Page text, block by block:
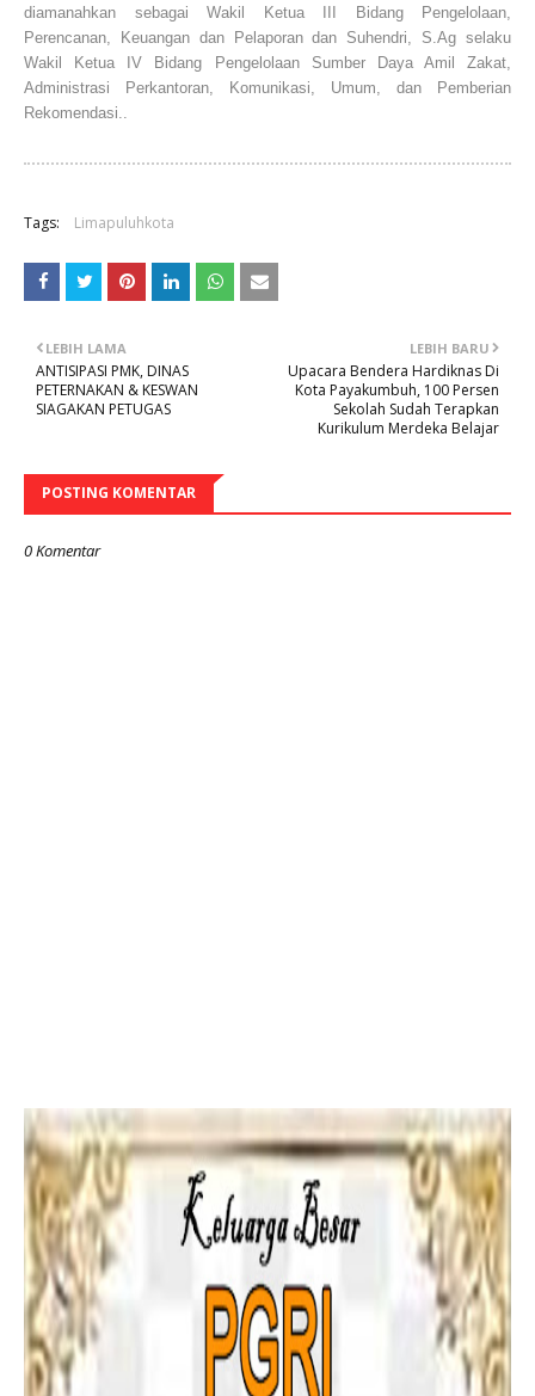
diamanahkan sebagai Wakil Ketua III Bidang Pengelolaan,
Perencanan, Keuangan dan Pelaporan dan Suhendri, S.Ag selaku
Wakil Ketua IV Bidang Pengelolaan Sumber Daya Amil Zakat,
Administrasi Perkantoran, Komunikasi, Umum, dan Pemberian
Rekomendasi..
Tags: Limapuluhkota
LEBIH BARU
Upacara Bendera Hardiknas Di
Kota Payakumbuh, 100 Persen
Sekolah Sudah Terapkan
Kurikulum Merdeka Belajar
LEBIH LAMA
ANTISIPASI PMK, DINAS
PETERNAKAN & KESWAN
SIAGAKAN PETUGAS
POSTING KOMENTAR
0 Komentar